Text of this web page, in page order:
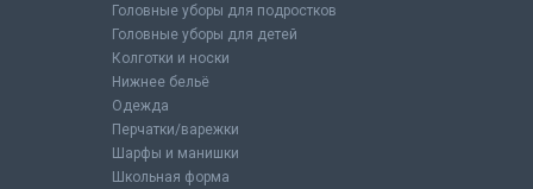
Головные уборы для подростков
Головные уборы для детей
Колготки и носки
Нижнее бельё
Одежда
Перчатки/варежки
Шарфы и манишки
Школьная форма